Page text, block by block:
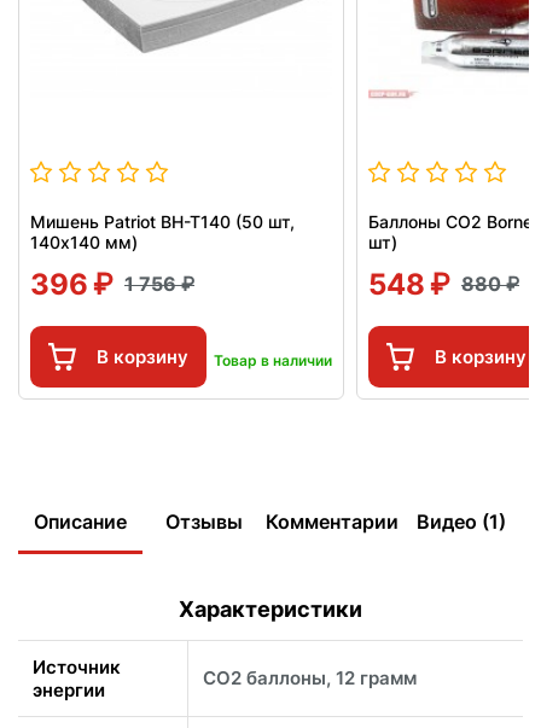
Мишень Patriot BH-T140 (50 шт,
140x140 мм)
396 1 756
В корзину Товар в наличии
Баллоны СО2
шт)
548 880
В корзину
Описание Отзывы Комментарии Видео (1)
Характеристики
Источник
энергии
CO2 баллоны, 12 грамм